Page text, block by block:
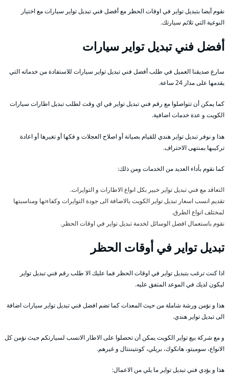
نقوم أيضا بتبديل تواير في اوقات الحظر مع أفضل فني تبديل تواير سيارات مع اختيار
النوعية التي تلائم سيارتك.
أفضل فني تبديل تواير سيارات
سارع صديقنا العميل في طلب أفضل فني تبديل تواير سيارات للاستفادة من خدماته التي
يقدمها على مدار 24 ساعة.
كما يمكن أن تتواصلوا مع رقم فني تبديل تواير في اي وقت لطلب تبديل اطارات سيارات
الكويت و عدة خدمات اضافية.
هذا و نوفر تبديل تواير هندي للقيام بصيانة أو اصلاح العجلات و فكها أو تغيرها أو اعادة
تركيبها بمنتهى الاحتراف.
كما نقوم بأداء العديد من الخدمات ومن ذلك:
التعاقد مع فني تبديل تواير خبير بكل انواع الاطارات و التوايرات.
تقديم انسب اسعار تبديل تواير الكويت بالاضافة الى جودة التوايرات وكفاءتها ومناسبتها
لمختلف انواع الطرق.
نقوم باستعمال افضل الوسائل لخدمة تبديل تواير في اوقات الحظر.
تبديل تواير في أوقات الحظر
اذا كنت ترغب بتبديل تواير في اوقات الحظر فما عليك الا طلب رقم فني تبديل تواير
ليكون لديك في الموعد المتفق عليه.
هذا و نؤمن ورشة شاملة من حيث المعدات كما تضم افضل فني تبديل تواير سيارات اضافة
الى تبديل تواير هندي.
و مع شركة بيع تواير الكويت يمكن أن تحصلوا على الاطار الانسب لسيارتكم حيث نؤمن كل
الانواع، سوميتو، هانكوك، بريلي، كونتيننتال و غيرهم.
هذا و يؤدي فني تبديل تواير ما يلي من الاعمال: